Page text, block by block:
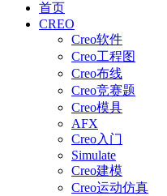
首页
CREO
Creo软件
Creo工程图
Creo布线
Creo竞赛题
Creo模具
AFX
Creo入门
Simulate
Creo建模
Creo运动仿真